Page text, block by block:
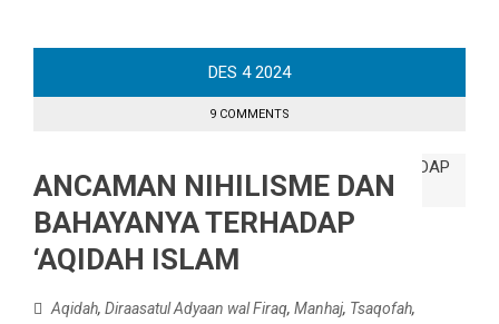
DES 4 2024
9 COMMENTS
ANCAMAN NIHILISME DAN
BAHAYANYA TERHADAP
‘AQIDAH ISLAM
Aqidah, Diraasatul Adyaan wal Firaq, Manhaj, Tsaqofah,